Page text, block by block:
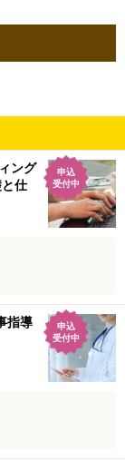
ング
仕
申込
受付中
指導
申込
受付中